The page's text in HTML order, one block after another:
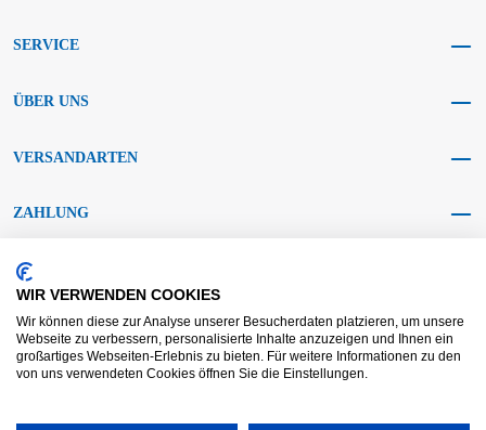
SERVICE
ÜBER UNS
VERSANDARTEN
ZAHLUNG
SOCIAL MEDIA
WIR VERWENDEN COOKIES
Wir können diese zur Analyse unserer Besucherdaten platzieren, um unsere
Webseite zu verbessern, personalisierte Inhalte anzuzeigen und Ihnen ein
großartiges Webseiten-Erlebnis zu bieten. Für weitere Informationen zu den
von uns verwendeten Cookies öffnen Sie die Einstellungen.